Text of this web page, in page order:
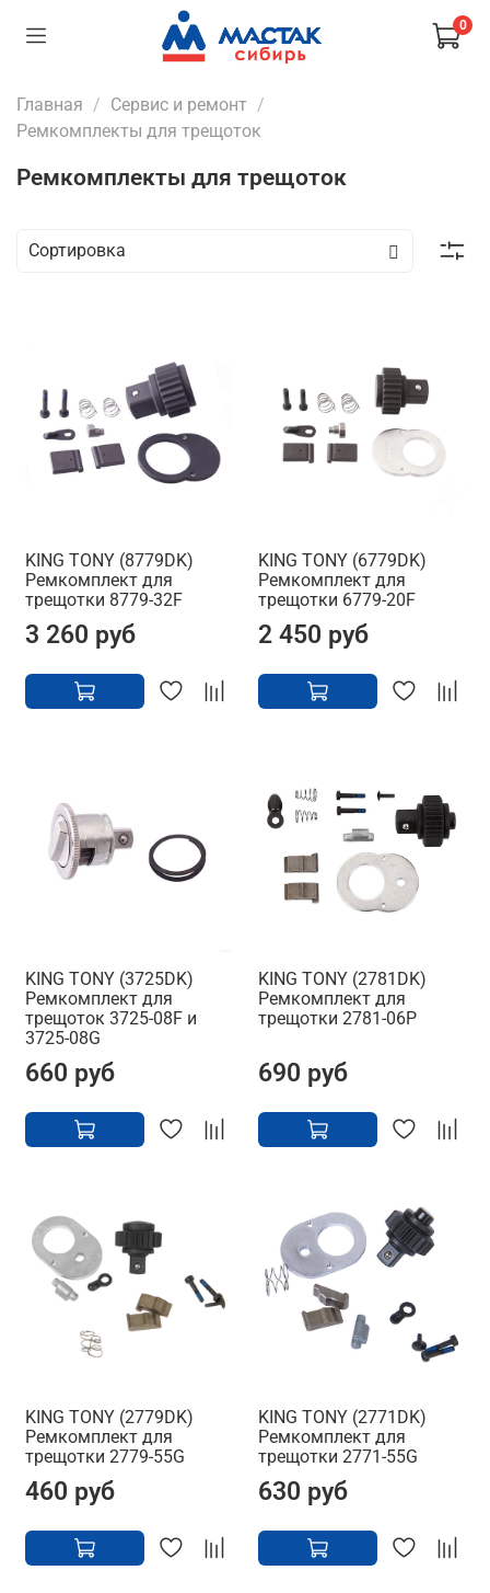
0
Главная
Сервис и ремонт
Ремкомплекты для трещоток
Ремкомплекты для трещоток
KING TONY (8779DK)
Ремкомплект для
трещотки 8779-32F
3 260 руб
KING TONY (6779DK)
Ремкомплект для
трещотки 6779-20F
2 450 руб
KING TONY (3725DK)
Ремкомплект для
трещоток 3725-08F и
3725-08G
660 руб
KING TONY (2781DK)
Ремкомплект для
трещотки 2781-06P
690 руб
KING TONY (2779DK)
Ремкомплект для
трещотки 2779-55G
460 руб
KING TONY (2771DK)
Ремкомплект для
трещотки 2771-55G
630 руб